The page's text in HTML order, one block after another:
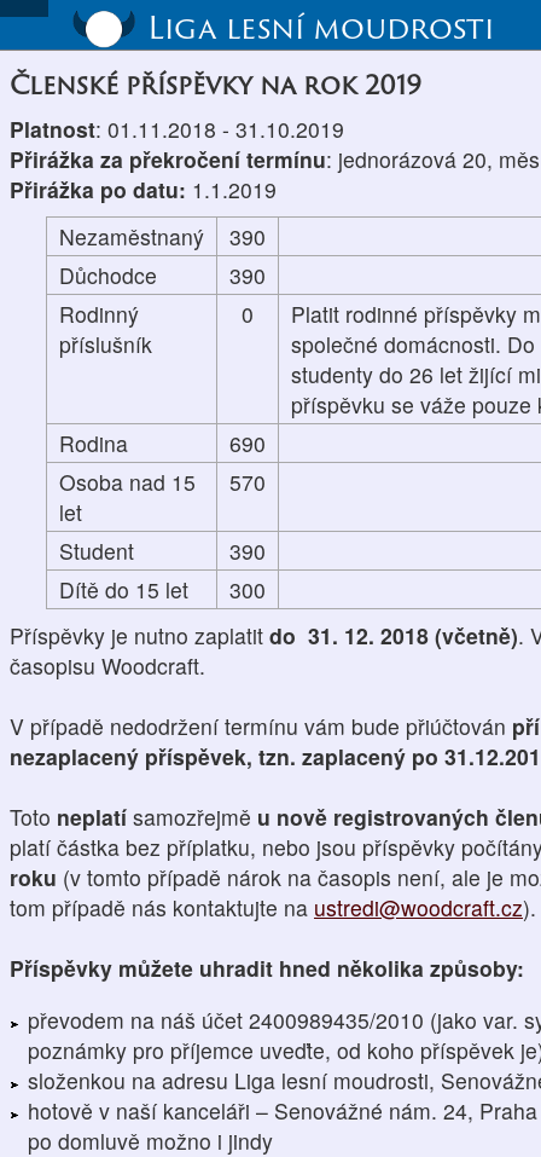
Liga lesní moudrosti
Členské příspěvky na rok 2019
Platnost: 01.11.2018 - 31.10.2019
Přirážka za překročení termínu: jednorázová 20,
Přirážka po datu: 1.1.2019
Nezaměstnaný
390
Důchodce
390
Rodinný
příslušník
0
Platit rodinné příspěvky
společné domácnosti.
studenty do 26 let žijící
příspěvku se váže
Rodina
690
Osoba nad 15
let
570
Student
390
Dítě do 15 let
300
Příspěvky je nutno zaplatit do 31. 12. 2018 (včetně).
časopisu Woodcraft.
V případě nedodržení termínu vám bude přiúčtován
nezaplacený příspěvek, tzn. zaplacený po
Toto neplatí samozřejmě u nově registrovaných
platí částka bez příplatku, nebo jsou příspěvky
roku (v tomto případě nárok na časopis není, ale je
tom případě nás kontaktujte na ustredi@woodcraft.cz).
Příspěvky můžete uhradit hned několika způsoby:
převodem na náš účet 2400989435/2010 (jako var.
poznámky pro příjemce uveďte, od koho příspěvek
složenkou na adresu Liga lesní moudrosti,
hotově v naší kanceláři – Senovážné nám. 24,
po domluvě možno i jindy